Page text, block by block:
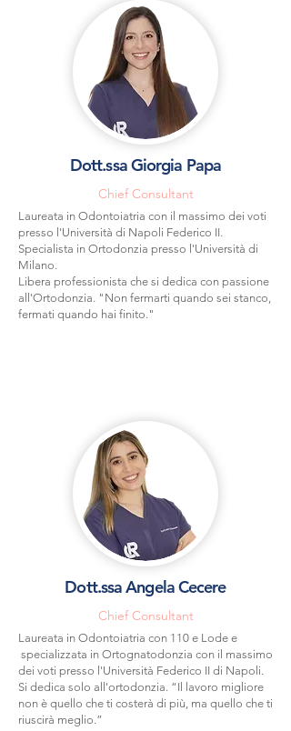
Dott.ssa Giorgia Papa
Chief Consultant
Laureata in Odontoiatria con il massimo dei voti
presso l'Università di Napoli Federico II.
Specialista in Ortodonzia presso l'Università di
Milano.
Libera professionista che si dedica con passione
all'Ortodonzia. "Non fermarti quando sei stanco,
fermati quando hai finito."​
Dott.ssa Angela Cecere
Chief Consultant
Laureata in Odontoiatria con 110 e Lode e
specializzata in Ortognatodonzia con il massimo
dei voti presso l'Università Federico II di Napoli.
Si dedica solo all'ortodonzia. “Il
lavoro migliore
non è quello che ti costerà di più, ma quello che ti
riuscirà meglio.”